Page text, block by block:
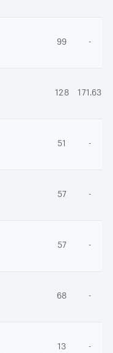
99 -
128 171.63
51 -
57 -
57 -
68 -
13 -